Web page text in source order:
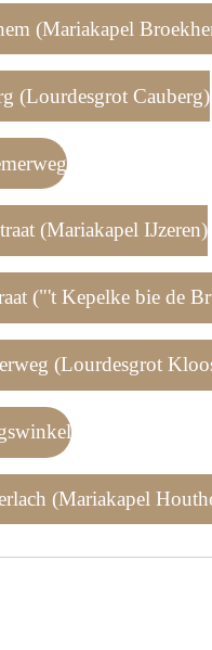
(Mariakapel
(Lourdesgrot Cauberg)
(Mariakapel IJzeren)
("'t Kepelke bie de
(Lourdesgrot
(Mariakapel